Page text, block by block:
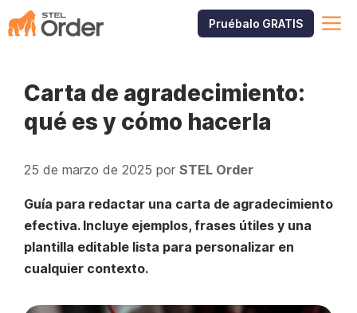
Saltar
al
Pruébalo GRATIS
Carta de agradecimiento:
qué es y cómo hacerla
25 de marzo de 2025 por STEL Order
Guía para redactar una carta de agradecimiento
efectiva. Incluye ejemplos, frases útiles y una
plantilla editable lista para personalizar en
cualquier contexto.